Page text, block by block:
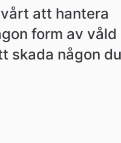
att hantera
form av våld
skada någon du